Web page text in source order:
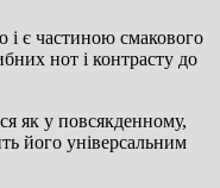
і є частиною смакового
нот і контрасту до
як у повсякденному,
його універсальним